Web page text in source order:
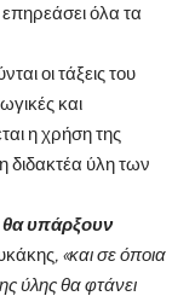
όλα τα
οι τάξεις του
και
η χρήση της
διδακτέα ύλη των
θα υπάρξουν
, «και σε όποια
ύλης θα φτάνει